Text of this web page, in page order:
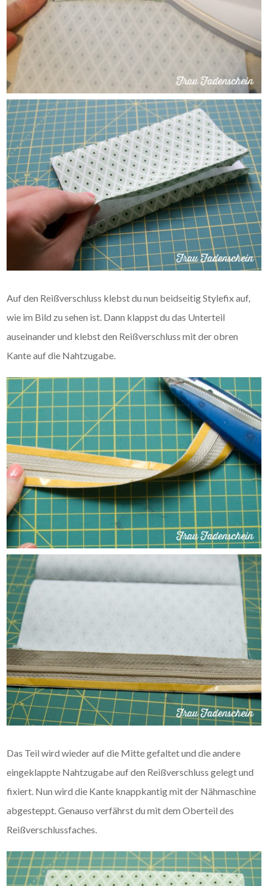
Auf den Reißverschluss klebst du nun beidseitig Stylefix auf,
wie im Bild zu sehen ist. Dann klappst du das Unterteil
auseinander und klebst den Reißverschluss mit der obren
Kante auf die Nahtzugabe.
Das Teil wird wieder auf die Mitte gefaltet und die andere
eingeklappte Nahtzugabe auf den Reißverschluss gelegt und
fixiert. Nun wird die Kante knappkantig mit der Nähmaschine
abgesteppt. Genauso verfährst du mit dem Oberteil des
Reißverschlussfaches.